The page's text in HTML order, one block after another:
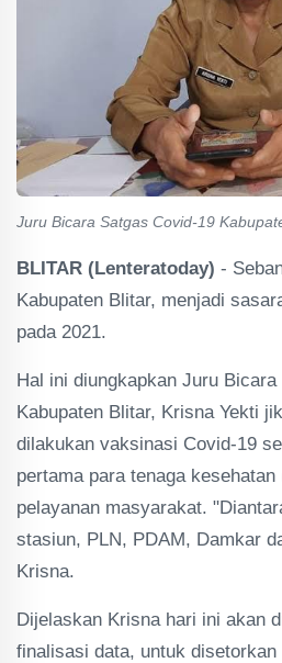
Juru Bicara Satgas Covid-19
BLITAR (Lenteratoday) -
Kabupaten Blitar, menjadi
pada 2021.
Hal ini diungkapkan Juru
Kabupaten Blitar, Krisna Yekti
dilakukan vaksinasi Covid-19
pertama para tenaga
pelayanan masyarakat.
stasiun, PLN, PDAM, Damkar
Krisna.
Dijelaskan Krisna hari ini akan
finalisasi data, untuk